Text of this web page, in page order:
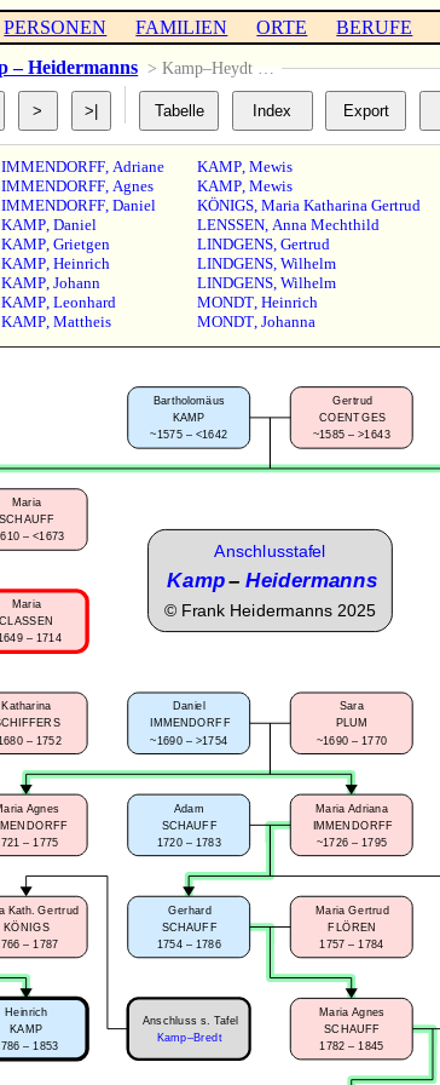
PERSONEN FAMILIEN ORTE BERUFE
– Heidermanns > Kamp–Heydt …
IMMENDORFF, Adriane
IMMENDORFF, Agnes
IMMENDORFF, Daniel
KAMP, Daniel
KAMP, Grietgen
KAMP, Heinrich
KAMP, Johann
KAMP, Leonhard
KAMP, Mattheis
KAMP, Mewis
KAMP, Mewis
KÖNIGS, Maria Katharina Gertrud
LENSSEN, Anna Mechthild
LINDGENS, Gertrud
LINDGENS, Wilhelm
LINDGENS, Wilhelm
MONDT, Heinrich
MONDT, Johanna
Heinrich
KAMP
– 1853
Kath. Gertrud
KÖNIGS
– 1787
Agnes
– 1775
Daniel
IMMENDORFF
~1690 – >1754
Sara
PLUM
~1690 – 1770
Adam
SCHAUFF
1720 – 1783
Maria Adriana
IMMENDORFF
~1726 – 1795
Gerhard
SCHAUFF
1754 – 1786
Maria Gertrud
FLÖREN
1757 – 1784
Maria Agnes
SCHAUFF
1782 – 1845
Katharina
– 1752
Maria
CLASSEN
– 1714
Maria
SCHAUFF
– <1673
Bartholomäus
KAMP
~1575 – <1642
Gertrud
COENTGES
~1585 – >1643
Anschluss s. Tafel
Kamp–Bredt
Anschlusstafel
Kamp–Heidermanns
© Frank Heidermanns 2025